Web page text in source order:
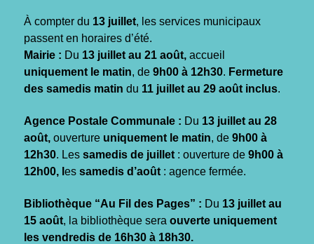
À compter du 13 juillet, les services municipaux
passent en horaires d’été.
Mairie : Du 13 juillet au 21 août, accueil
uniquement le matin, de 9h00 à 12h30. Fermeture
des samedis matin du 11 juillet au 29 août inclus.
Agence Postale Communale : Du 13 juillet au 28
août, ouverture uniquement le matin, de 9h00 à
12h30. Les samedis de juillet : ouverture de 9h00 à
12h00, l es samedis d’août : agence fermée.
Bibliothèque “Au Fil des Pages” : Du 13 juillet au
15 août, la bibliothèque sera ouverte uniquement
les vendredis de 16h30 à 18h30.